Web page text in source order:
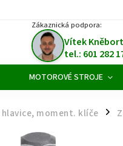
Zákaznická podpora:
Vítek Kněbort
tel.: 601 282
MOTOROVÉ STROJE
hlavice, moment. klíče /